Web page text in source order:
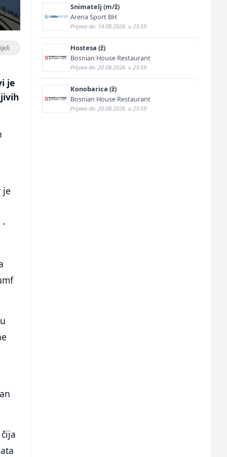
je
je
Snimatelj (m/ž)
Arena Sport BH
Prijava do: 14.08.2026. u 23:59
Hostesa (ž)
Bosnian House Restaurant
Prijava do: 20.08.2026. u 23:59
Konobarica (ž)
Bosnian House Restaurant
Prijava do: 20.08.2026. u 23:59